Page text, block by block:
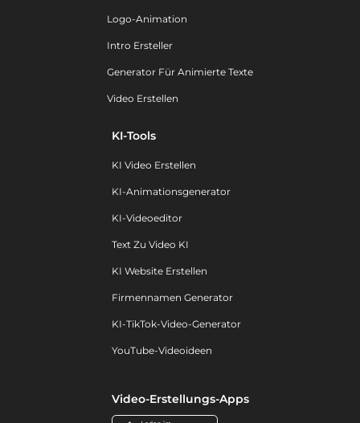
Logo-Animation
Intro Ersteller
Generator Für Animierte Texte
Video Erstellen
KI-Tools
KI Video Erstellen
KI-Animationsgenerator
KI-Videoeditor
Text Zu Video KI
KI Website Erstellen
Firmennamen Generator
KI-TikTok-Video-Generator
YouTube-Videoideen
Video-Erstellungs-Apps